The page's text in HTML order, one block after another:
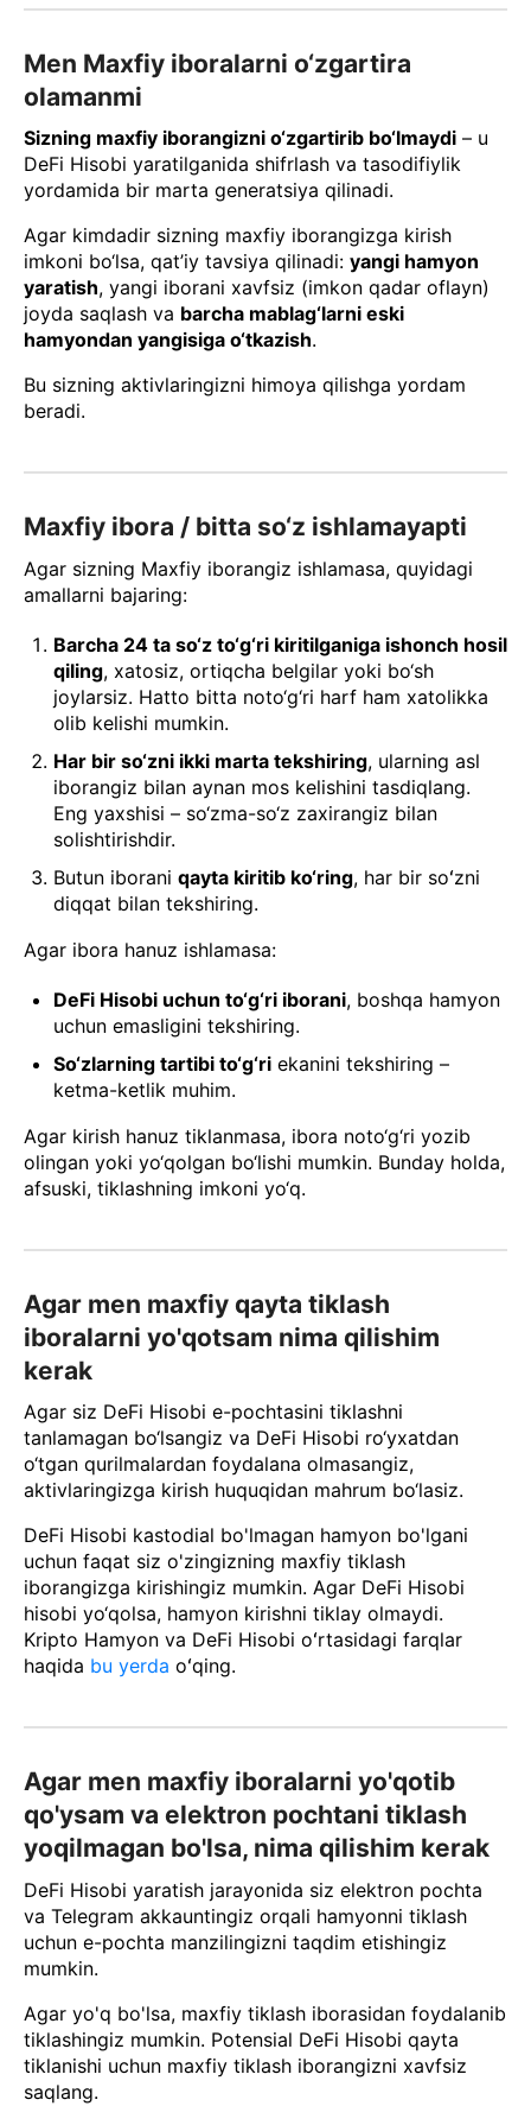
Men Maxfiy iboralarni o‘zgartira
olamanmi
Sizning maxfiy iborangizni o‘zgartirib bo‘lmaydi – u
DeFi Hisobi yaratilganida shifrlash va tasodifiylik
yordamida bir marta generatsiya qilinadi.
Agar kimdadir sizning maxfiy iborangizga kirish
imkoni bo‘lsa, qat’iy tavsiya qilinadi: yangi hamyon
yaratish, yangi iborani xavfsiz (imkon qadar oflayn)
joyda saqlash va barcha mablag‘larni eski
hamyondan yangisiga o‘tkazish.
Bu sizning aktivlaringizni himoya qilishga yordam
beradi.
Maxfiy ibora / bitta so‘z ishlamayapti
Agar sizning Maxfiy iborangiz ishlamasa, quyidagi
amallarni bajaring:
Barcha 24 ta so‘z to‘g‘ri kiritilganiga ishonch hosil
qiling, xatosiz, ortiqcha belgilar yoki bo‘sh
joylarsiz. Hatto bitta noto‘g‘ri harf ham xatolikka
olib kelishi mumkin.
Har bir so‘zni ikki marta tekshiring, ularning asl
iborangiz bilan aynan mos kelishini tasdiqlang.
Eng yaxshisi – so‘zma-so‘z zaxirangiz bilan
solishtirishdir.
Butun iborani qayta kiritib ko‘ring, har bir soʻzni
diqqat bilan tekshiring.
Agar ibora hanuz ishlamasa:
DeFi Hisobi uchun to‘g‘ri iborani, boshqa hamyon
uchun emasligini tekshiring.
So‘zlarning tartibi to‘g‘ri ekanini tekshiring –
ketma-ketlik muhim.
Agar kirish hanuz tiklanmasa, ibora noto‘g‘ri yozib
olingan yoki yo‘qolgan bo‘lishi mumkin. Bunday holda,
afsuski, tiklashning imkoni yo‘q.
Agar men maxfiy qayta tiklash
iboralarni yo'qotsam nima qilishim
kerak
Agar siz DeFi Hisobi e-pochtasini tiklashni
tanlamagan bo‘lsangiz va DeFi Hisobi ro‘yxatdan
o‘tgan qurilmalardan foydalana olmasangiz,
aktivlaringizga kirish huquqidan mahrum bo‘lasiz.
DeFi Hisobi kastodial bo'lmagan hamyon bo'lgani
uchun faqat siz o'zingizning maxfiy tiklash
iborangizga kirishingiz mumkin. Agar DeFi Hisobi
hisobi yo‘qolsa, hamyon kirishni tiklay olmaydi.
Kripto Hamyon va DeFi Hisobi oʻrtasidagi farqlar
haqida bu yerda oʻqing.
Agar men maxfiy iboralarni yo'qotib
qo'ysam va elektron pochtani tiklash
yoqilmagan bo'lsa, nima qilishim kerak
DeFi Hisobi yaratish jarayonida siz elektron pochta
va Telegram akkauntingiz orqali hamyonni tiklash
uchun e-pochta manzilingizni taqdim etishingiz
mumkin.
Agar yo'q bo'lsa, maxfiy tiklash iborasidan foydalanib
tiklashingiz mumkin. Potensial DeFi Hisobi qayta
tiklanishi uchun maxfiy tiklash iborangizni xavfsiz
saqlang.